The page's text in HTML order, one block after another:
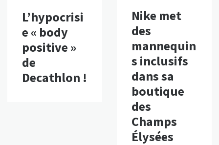
L’hypocrisi
e « body
positive »
de
Decathlon !
Nike met
des
mannequin
s inclusifs
dans sa
boutique
des
Champs
Élysées